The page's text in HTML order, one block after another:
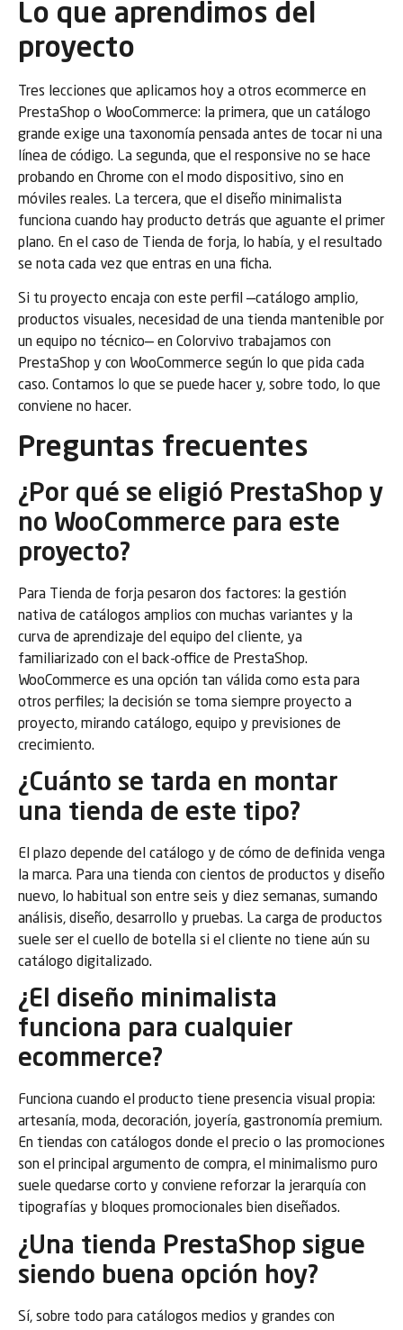
Lo que aprendimos del
proyecto
Tres lecciones que aplicamos hoy a otros ecommerce en
PrestaShop o WooCommerce: la primera, que un catálogo
grande exige una taxonomía pensada antes de tocar ni una
línea de código. La segunda, que el responsive no se hace
probando en Chrome con el modo dispositivo, sino en
móviles reales. La tercera, que el diseño minimalista
funciona cuando hay producto detrás que aguante el primer
plano. En el caso de Tienda de forja, lo había, y el resultado
se nota cada vez que entras en una ficha.
Si tu proyecto encaja con este perfil —catálogo amplio,
productos visuales, necesidad de una tienda mantenible por
un equipo no técnico— en Colorvivo trabajamos con
PrestaShop y con WooCommerce según lo que pida cada
caso. Contamos lo que se puede hacer y, sobre todo, lo que
conviene no hacer.
Preguntas frecuentes
¿Por qué se eligió PrestaShop y
no WooCommerce para este
proyecto?
Para Tienda de forja pesaron dos factores: la gestión
nativa de catálogos amplios con muchas variantes y la
curva de aprendizaje del equipo del cliente, ya
familiarizado con el back-office de PrestaShop.
WooCommerce es una opción tan válida como esta para
otros perfiles; la decisión se toma siempre proyecto a
proyecto, mirando catálogo, equipo y previsiones de
crecimiento.
¿Cuánto se tarda en montar
una tienda de este tipo?
El plazo depende del catálogo y de cómo de definida venga
la marca. Para una tienda con cientos de productos y diseño
nuevo, lo habitual son entre seis y diez semanas, sumando
análisis, diseño, desarrollo y pruebas. La carga de productos
suele ser el cuello de botella si el cliente no tiene aún su
catálogo digitalizado.
¿El diseño minimalista
funciona para cualquier
ecommerce?
Funciona cuando el producto tiene presencia visual propia:
artesanía, moda, decoración, joyería, gastronomía premium.
En tiendas con catálogos donde el precio o las promociones
son el principal argumento de compra, el minimalismo puro
suele quedarse corto y conviene reforzar la jerarquía con
tipografías y bloques promocionales bien diseñados.
¿Una tienda PrestaShop sigue
siendo buena opción hoy?
Sí, sobre todo para catálogos medios y grandes con